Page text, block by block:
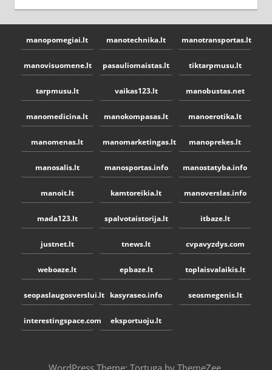
manopomegiai.lt manotechnika.lt manotransportas.lt
manovisuomene.lt pasauliomaistas.lt tiktarpmusu.lt
tarpmusu.lt vaikas123.lt manobustas.net
manomedicina.lt manokompasas.lt manoerotika.lt
manomenas.lt manomarketingas.lt manoprekes.lt
manosalis.lt manosportas.info manostatyba.info
manoit.lt kamtoreikia.lt manoverslas.info
mada123.lt spalvotaistorija.lt itbaze.lt
justnet.lt tnews.lt cvpavyzdys.com
weboaze.lt epbaze.lt toplaisvalaikis.lt
seopaslaugosverslui.lt kasyraseo.info seosmegenis.lt
interestingspace.com eksportuoju.lt
WordPress Theme: Tortuga by ThemeZee.